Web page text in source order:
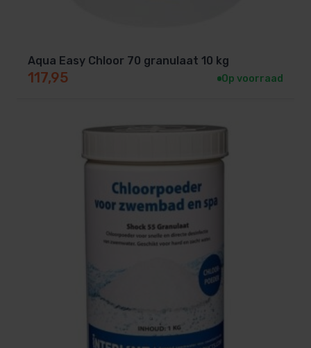
voordelige keuze maakt.
Veilig in gebruik:
Bij correct gebruik is dit
Chloor Shock 55%
1. Hoe vaak moet ik een schokbehandeling
Dit hangt af van het gebruik van je zwembad.
Voor een particulier zwembad is een
schokbehandeling eens per twee weken of na
Aqua Easy Chloor 70 granulaat 10 kg
117,95 Op voorraad